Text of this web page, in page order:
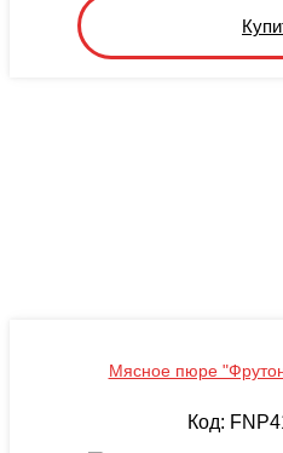
Мясное пюре
Код: